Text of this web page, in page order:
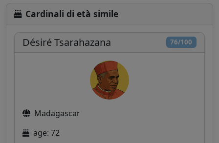
Cardinali di età simile
76/100
Désiré Tsarahazana
Madagascar
age: 72